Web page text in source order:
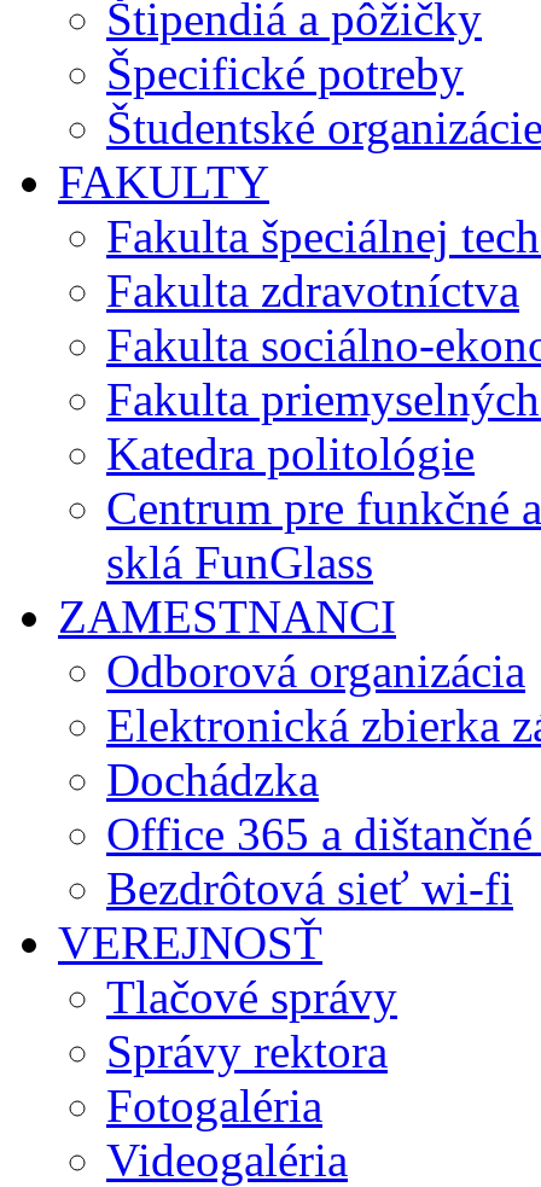
Štipendiá a pôžičky
Špecifické potreby
Študentské
FAKULTY
Fakulta špeciálnej
Fakulta zdravotníctva
Fakulta sociálno-
Fakulta
Katedra politológie
Centrum pre funkčné
sklá FunGlass
ZAMESTNANCI
Odborová organizácia
Elektronická zbierka
Dochádzka
Office 365 a
Bezdrôtová sieť wi-fi
VEREJNOSŤ
Tlačové správy
Správy rektora
Fotogaléria
Videogaléria